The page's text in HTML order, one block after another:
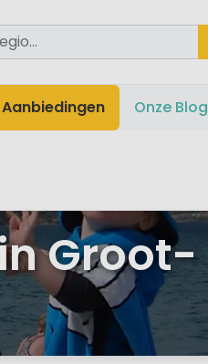
Aanbiedingen Onze Blog
Groot-